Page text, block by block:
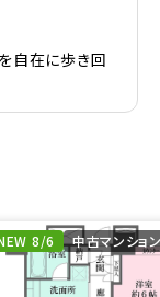
自在に歩き回
8/6 中古マンショ